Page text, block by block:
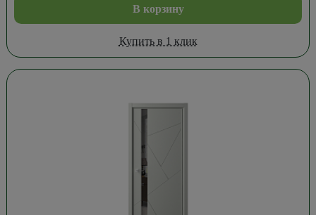
В корзину
Купить в 1 клик